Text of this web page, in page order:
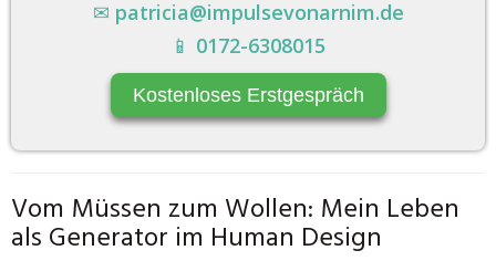
✉ patricia@impulsevonarnim.de
📱 0172-6308015
Kostenloses Erstgespräch
Vom Müssen zum Wollen: Mein Leben
als Generator im Human Design